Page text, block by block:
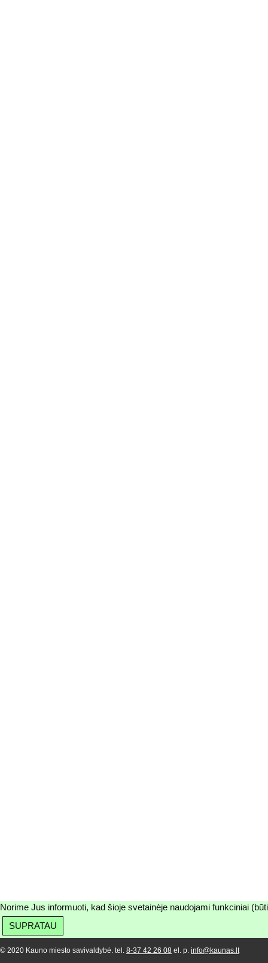
Norime Jus informuoti, kad šioje svetainėje naudojami funkciniai
SUPRATAU
© 2020 Kauno miesto savivaldybė. tel. 8-37 42 26 08 el. p. info@kaunas.lt